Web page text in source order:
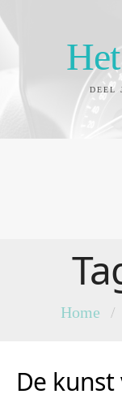
DEEL
Home /
De